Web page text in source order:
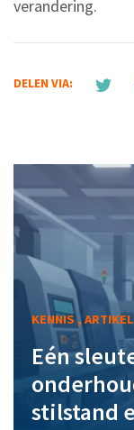
verandering.
DELEN VIA:
KENNIS , ARTIKEL
Eén
stilstand